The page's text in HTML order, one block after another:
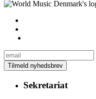
Sekretariat